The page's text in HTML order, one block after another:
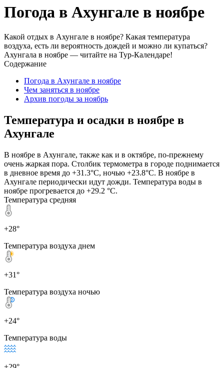
Погода в Ахунгале в ноябре
Какой отдых в Ахунгале в ноябре? Какая температура
воздуха, есть ли вероятность дождей и можно ли купаться?
Ахунгала в ноябре — читайте на Тур-Календаре!
Содержание
Погода в Ахунгале в ноябре
Чем заняться в ноябре
Архив погоды за ноябрь
Температура и осадки в ноябре в
Ахунгале
В ноябре в Ахунгале, также как и в октябре, по-прежнему
очень жаркая пора. Столбик термометра в городе поднимается
в дневное время до +31.3°C, ночью +23.8°C. В ноябре в
Ахунгале периодически идут дожди. Температура воды в
ноябре прогревается до +29.2 °C.
Температура средняя
+28°
Температура воздуха днем
+31°
Температура воздуха ночью
+24°
Температура воды